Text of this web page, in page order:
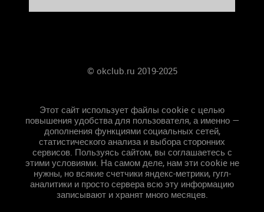
© okclub.ru 2019-2025
Этот сайт использует файлы cookie с целью
повышения удобства для пользователя, а именно —
дополнения функциями социальных сетей,
статистического анализа и выбора сторонних
сервисов. Пользуясь сайтом, вы соглашаетесь с
этими условиями. На самом деле, нам эти cookie не
нужны, но всякие счетчики яндекс-метрики, гугл-
аналитики и просто сервера всю эту информацию
записывают и хранят много месяцев.